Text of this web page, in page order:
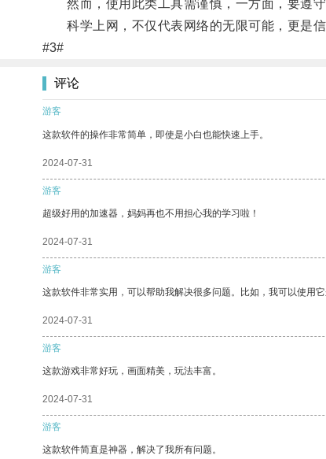
然而，使用此类工具需谨慎，一方面，要遵守
科学上网，不仅代表网络的无限可能，更是信
#3#
评论
游客
这款软件的操作非常简单，即使是小白也能快速上手。
2024-07-31
游客
超级好用的加速器，妈妈再也不用担心我的学习啦！
2024-07-31
游客
这款软件非常实用，可以帮助我解决很多问题。比如，我可以使用
2024-07-31
游客
这款游戏非常好玩，画面精美，玩法丰富。
2024-07-31
游客
这款软件简直是神器，解决了我所有问题。